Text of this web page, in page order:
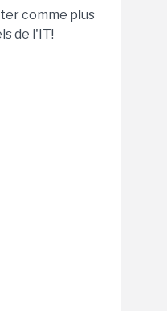
comme plus
de l'IT!